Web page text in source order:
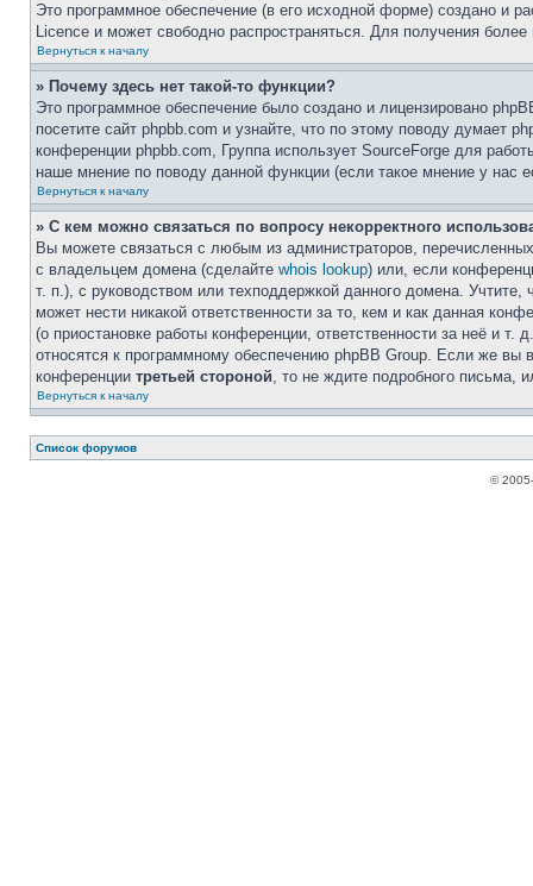
Это программное обеспечение (в его исходной форме) создано и
Licence и может свободно распространяться. Для получения
Вернуться к началу
» Почему здесь нет такой-то функции?
Это программное обеспечение было создано и лицензировано
посетите сайт phpbb.com и узнайте, что по этому поводу думает
конференции phpbb.com, Группа использует SourceForge для
наше мнение по поводу данной функции (если такое мнение у нас
Вернуться к началу
» С кем можно связаться по вопросу некорректного
Вы можете связаться с любым из администраторов,
с владельцем домена (сделайте whois lookup) или, если
т. п.), с руководством или техподдержкой данного домена. Учтите,
может нести никакой ответственности за то, кем и как данная
(о приостановке работы конференции, ответственности за неё и т.
относятся к программному обеспечению phpBB Group. Если же вы
конференции третьей стороной, то не ждите подробного письма,
Вернуться к началу
Список форумов
©